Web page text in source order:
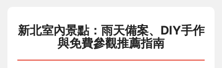
新北室內景點：雨天備案、DIY手作
與免費參觀推薦指南